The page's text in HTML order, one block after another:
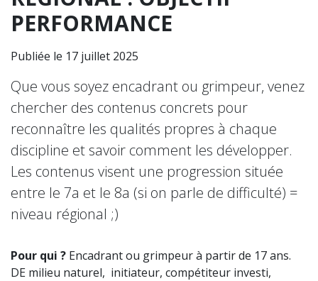
PERFORMANCE
Publiée le 17 juillet 2025
Que vous soyez encadrant ou grimpeur, venez
chercher des contenus concrets pour
reconnaître les qualités propres à chaque
discipline et savoir comment les développer.
Les contenus visent une progression située
entre le 7a et le 8a (si on parle de difficulté) =
niveau régional ;)
Pour qui ? Encadrant ou grimpeur à partir de 17 ans.
DE milieu naturel, initiateur, compétiteur investi,